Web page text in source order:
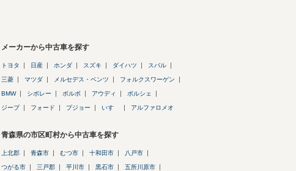
メーカーから中古車を探す
トヨタ 日産 ホンダ スズキ ダイハツ スバル
三菱 マツダ メルセデス・ベンツ フォルクスワーゲン
BMW シボレー ボルボ アウディ ポルシェ
ジープ フォード プジョー いすゞ アルファロメオ
青森県の市区町村から中古車を探す
上北郡 青森市 むつ市 十和田市 八戸市
つがる市 三戸郡 平川市 黒石市 五所川原市